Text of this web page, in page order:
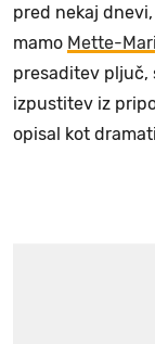
pred nekaj
mamo Mette-
presaditev pljuč,
izpustitev iz
opisal kot